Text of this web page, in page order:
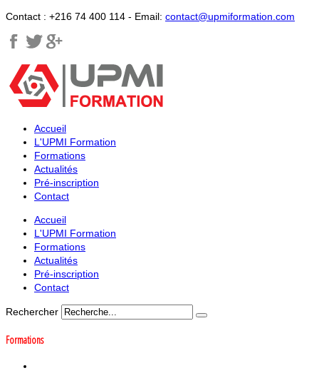
Contact : +216 74 400 114 - Email: contact@upmiformation.com
Accueil
L'UPMI Formation
Formations
Actualités
Pré-inscription
Contact
Accueil
L'UPMI Formation
Formations
Actualités
Pré-inscription
Contact
Rechercher
Formations